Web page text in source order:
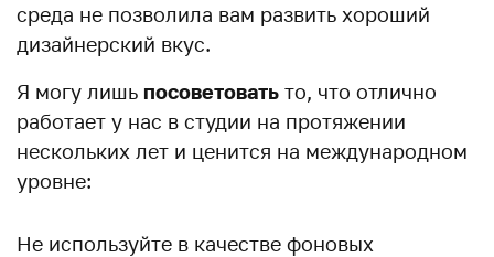
среда не позволила вам развить хороший
дизайнерский вкус.
Я могу лишь посоветовать то, что отлично
работает у нас в студии на протяжении
нескольких лет и ценится на международном
уровне:
Не используйте в качестве фоновых